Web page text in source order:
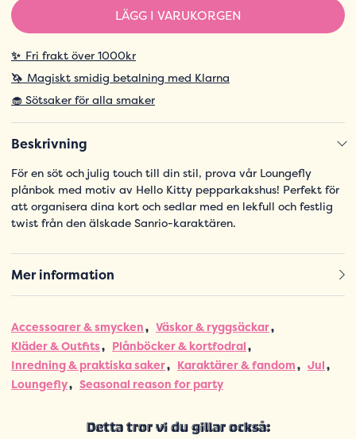
LÄGG I VARUKORGEN
✨ Fri frakt över 1000kr
🦄 Magiskt smidig betalning med Klarna
🧁 Sötsaker för alla smaker
Beskrivning
För en söt och julig touch till din stil, prova vår Loungefly
plånbok med motiv av Hello Kitty pepparkakshus! Perfekt för
att organisera dina kort och sedlar med en lekfull och festlig
twist från den älskade Sanrio-karaktären.
Mer information
Accessoarer & smycken
Väskor & ryggsäckar
Kläder & Outfits
Plånböcker & kortfodral
Inredning & praktiska saker
Karaktärer & fandom
Jul
Loungefly
Seasonal reason for party
Detta tror vi du gillar också: